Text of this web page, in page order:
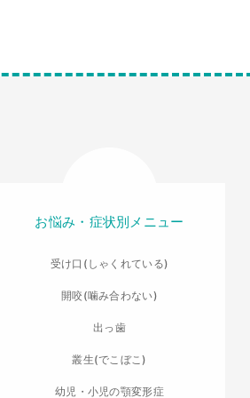
お悩み・症状別メニュー
受け口(しゃくれている)
開咬(噛み合わない)
出っ歯
叢生(でこぼこ)
幼児・小児の顎変形症